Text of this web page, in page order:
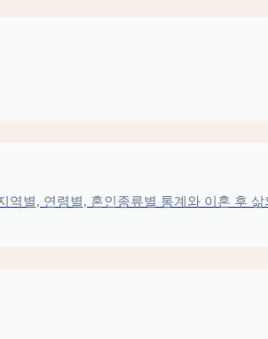
별, 연령별, 혼인종류별 통계와 이혼 후